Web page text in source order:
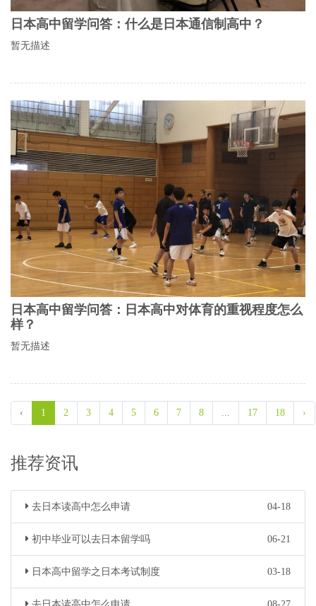
日本高中留学问答：什么是日本通信制高中？
暂无描述
日本高中留学问答：日本高中对体育的重视程度怎么
样？
暂无描述
‹ 1 2 3 4 5 6 7 8 17 18 ›
推荐资讯
去日本读高中怎么申请 04-18
初中毕业可以去日本留学吗 06-21
日本高中留学之日本考试制度 03-18